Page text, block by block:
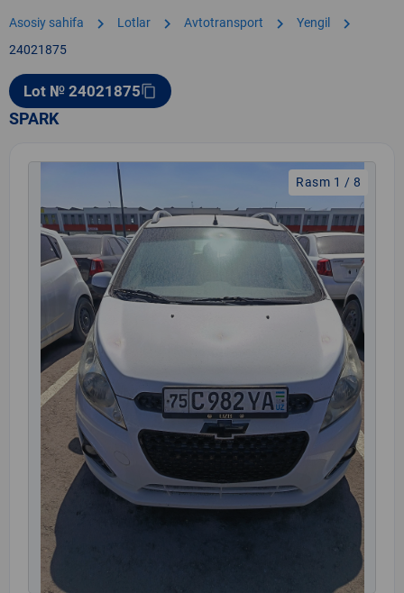
Asosiy sahifa chevron_right Lotlar chevron_right Avtotransport chevron_right Yengil chevron_right
24021875
Lot № 24021875content_copy
SPARK
Rasm 1 / 8